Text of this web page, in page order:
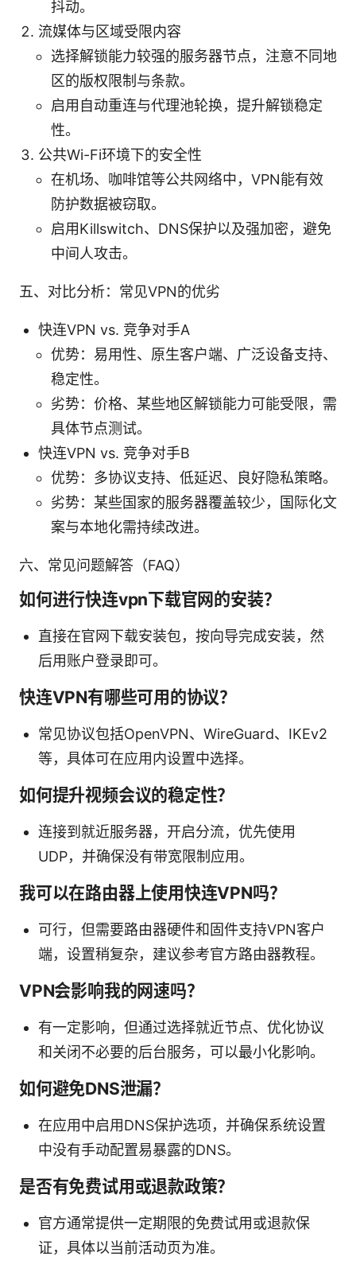
抖动。
流媒体与区域受限内容
选择解锁能力较强的服务器节点，注意不同地
区的版权限制与条款。
启用自动重连与代理池轮换，提升解锁稳定
性。
公共Wi-Fi环境下的安全性
在机场、咖啡馆等公共网络中，VPN能有效
防护数据被窃取。
启用Killswitch、DNS保护以及强加密，避免
中间人攻击。
五、对比分析：常见VPN的优劣
快连VPN vs. 竞争对手A
优势：易用性、原生客户端、广泛设备支持、
稳定性。
劣势：价格、某些地区解锁能力可能受限，需
具体节点测试。
快连VPN vs. 竞争对手B
优势：多协议支持、低延迟、良好隐私策略。
劣势：某些国家的服务器覆盖较少，国际化文
案与本地化需持续改进。
六、常见问题解答（FAQ）
如何进行快连vpn下载官网的安装？
直接在官网下载安装包，按向导完成安装，然
后用账户登录即可。
快连VPN有哪些可用的协议？
常见协议包括OpenVPN、WireGuard、IKEv2
等，具体可在应用内设置中选择。
如何提升视频会议的稳定性？
连接到就近服务器，开启分流，优先使用
UDP，并确保没有带宽限制应用。
我可以在路由器上使用快连VPN吗？
可行，但需要路由器硬件和固件支持VPN客户
端，设置稍复杂，建议参考官方路由器教程。
VPN会影响我的网速吗？
有一定影响，但通过选择就近节点、优化协议
和关闭不必要的后台服务，可以最小化影响。
如何避免DNS泄漏？
在应用中启用DNS保护选项，并确保系统设置
中没有手动配置易暴露的DNS。
是否有免费试用或退款政策？
官方通常提供一定期限的免费试用或退款保
证，具体以当前活动页为准。